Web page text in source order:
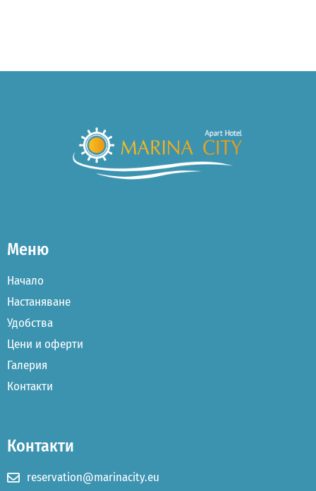
Меню
Начало
Настаняване
Удобства
Цени и оферти
Галерия
Контакти
Контакти
reservation@marinacity.eu